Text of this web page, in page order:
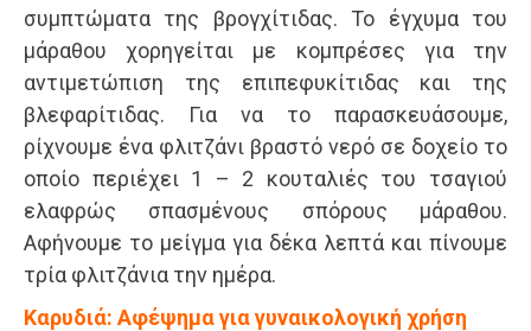
συμπτώματα της βρογχίτιδας. Το έγχυμα του
μάραθου χορηγείται με κομπρέσες για την
αντιμετώπιση της επιπεφυκίτιδας και της
βλεφαρίτιδας. Για να το παρασκευάσουμε,
ρίχνουμε ένα φλιτζάνι βραστό νερό σε δοχείο το
οποίο περιέχει 1 – 2 κουταλιές του τσαγιού
ελαφρώς σπασμένους σπόρους μάραθου.
Αφήνουμε το μείγμα για δέκα λεπτά και πίνουμε
τρία φλιτζάνια την ημέρα.
Καρυδιά: Αφέψημα για γυναικολογική χρήση